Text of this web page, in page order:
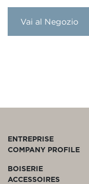
Vai al Negozio
ENTREPRISE
COMPANY PROFILE
BOISERIE
ACCESSOIRES